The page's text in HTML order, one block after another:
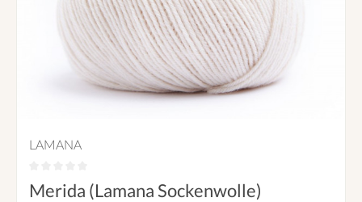
LAMANA
Merida (Lamana Sockenwolle)